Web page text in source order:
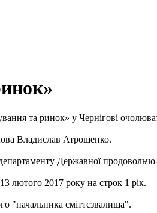
та ринок» у Чернігові
Владислав Атрошенко.
Державної продовольчо-
лютого 2017 року на строк 1 рік.
"начальника сміттєзвалища".